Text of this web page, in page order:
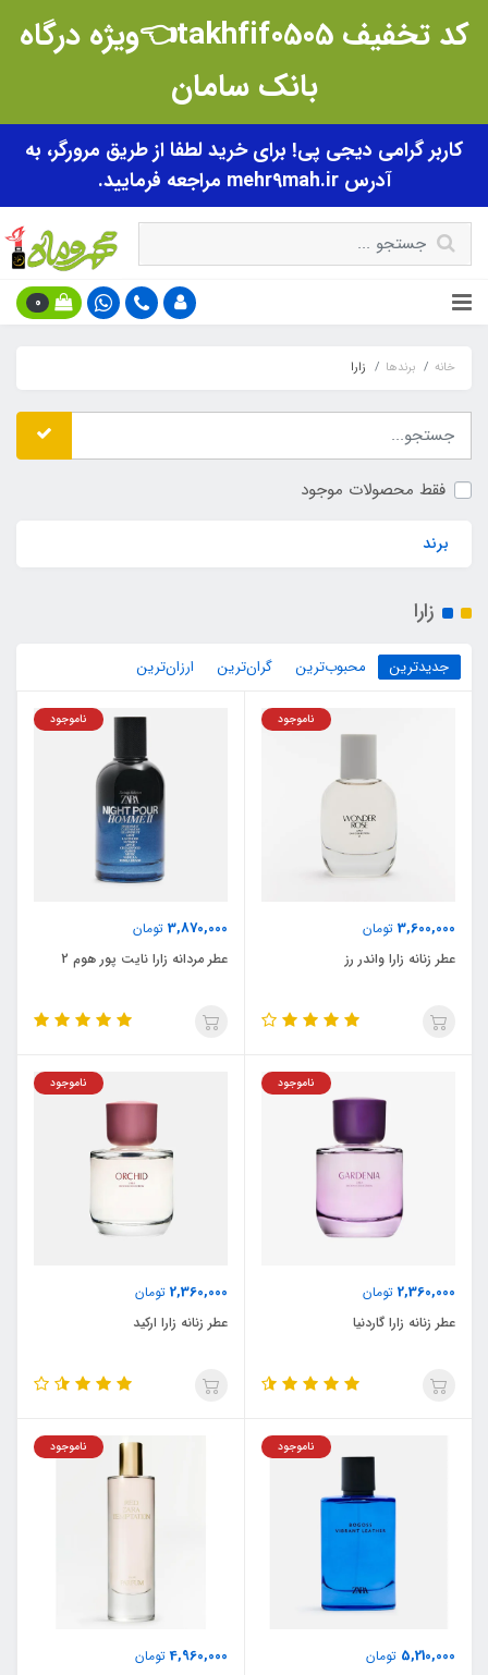
کد تخفیف takhfif0505👈ویژه درگاه
بانک سامان
کاربر گرامی دیجی پی! برای خرید لطفا از طریق مرورگر، به
آدرس mehr9mah.ir مراجعه فرمایید.
0
خانه برندها زارا
فقط محصولات موجود
برند
زارا
جدیدترین محبوب‌ترین گران‌ترین ارزان‌ترین
3,600,000 تومان
ناموجود
عطر زنانه زارا واندر رز
3,870,000 تومان
ناموجود
عطر مردانه زارا نایت پور هوم 2
2,360,000 تومان
ناموجود
عطر زنانه زارا گاردنیا
2,360,000 تومان
ناموجود
عطر زنانه زارا ارکید
5,210,000 تومان
ناموجود
4,960,000تومان
ناموجود